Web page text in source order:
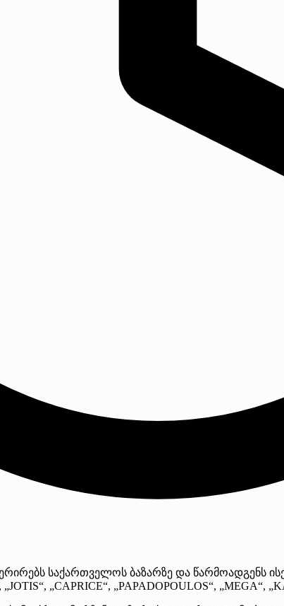
საქართველოს ბაზარზე და
„CAPRICE“, „PAPADOPOULOS“, „MEGA“,